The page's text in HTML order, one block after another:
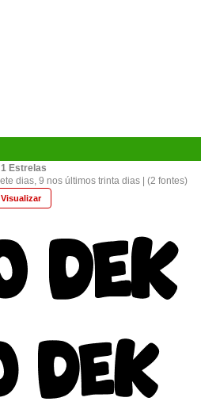
1
dias, 9 nos últimos trinta dias | (2 fontes)
Visualizar